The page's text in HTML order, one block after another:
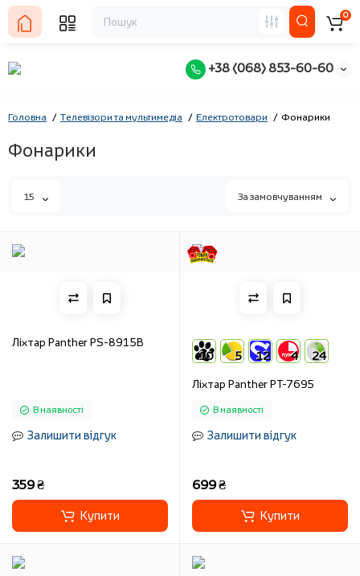
+38 (068) 853-60-60
0
Головна Телевізори та мультимедіа Електротовари Фонарики
Фонарики
15 За замовчуванням
Ліхтар Panther PS-8915B
В наявності
Залишити відгук
359 ₴
Купити
10 5 12 4 24
Ліхтар Panther PT-7695
В наявності
Залишити відгук
699 ₴
Купити